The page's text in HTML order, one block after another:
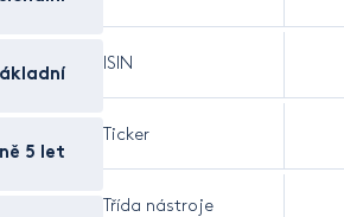
5 let
ISIN
Ticker
Třída nástroje